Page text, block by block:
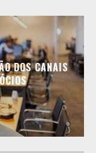
DOS CANAIS